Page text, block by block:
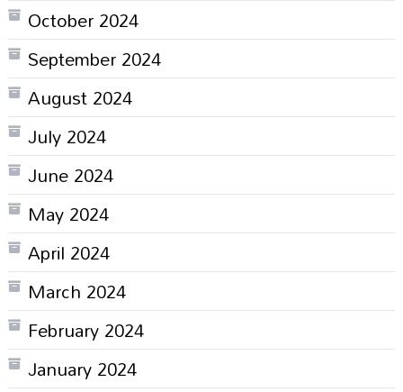
October 2024
September 2024
August 2024
July 2024
June 2024
May 2024
April 2024
March 2024
February 2024
January 2024